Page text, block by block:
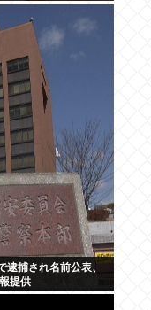
捕され名前公表、
提供